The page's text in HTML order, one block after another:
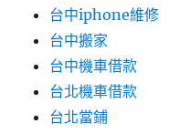
台中iphone維修
台中搬家
台中機車借款
台北機車借款
台北當鋪